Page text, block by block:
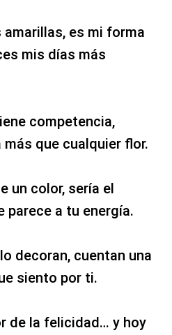
es mi forma
mis días más
competencia,
que cualquier flor.
un color, sería el
parece a tu energía.
decoran, cuentan una
siento por ti.
de la felicidad… y hoy